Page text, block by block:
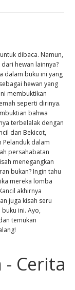
dibaca. Namun,
hewan lainnya?
dalam buku ini yang
hewan yang
membuktikan
seperti dirinya.
bahwa
terbelalak dengan
dan Bekicot,
Pelanduk dalam
persahabatan
menegangkan
bukan? Ingin tahu
mereka lomba
akhirnya
juga kisah seru
ini. Ayo,
temukan
Cerita